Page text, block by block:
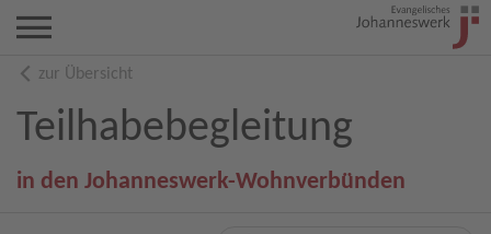
zur Übersicht
Teilhabebegleitung
in den Johanneswerk-Wohnverbünden